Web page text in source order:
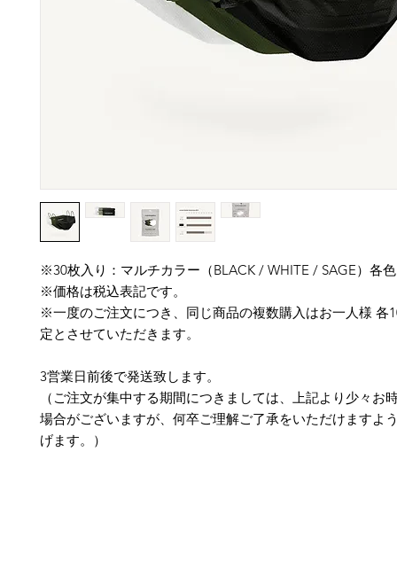
※30枚入り：マルチカラー（BLACK / WHITE / SAGE）各
※価格は税込表記です。
※一度のご注文につき、同じ商品の複数購入はお一人様 各
定とさせていただきます。
3営業日前後で発送致します。
（ご注文が集中する期間につきましては、上記より少々お
場合がございますが、何卒ご理解ご了承をいただけますよ
げます。）